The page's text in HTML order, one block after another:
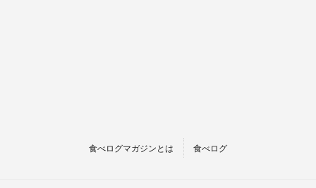
食べログマガジンとは 食べログ